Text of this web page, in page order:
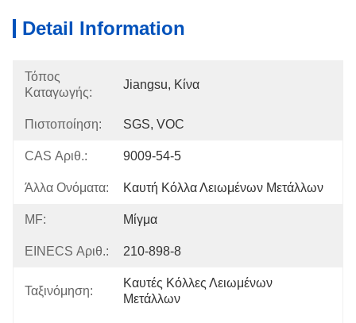
Detail Information
Τόπος
Καταγωγής:
Jiangsu, Κίνα
Πιστοποίηση: SGS, VOC
CAS Αριθ.: 9009-54-5
Άλλα Ονόματα: Καυτή Κόλλα Λειωμένων Μετάλλων
MF: Μίγμα
EINECS Αριθ.: 210-898-8
Ταξινόμηση:
Καυτές Κόλλες Λειωμένων
Μετάλλων